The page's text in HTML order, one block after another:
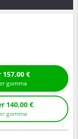
montaggio per 157,00 €
gomma
senza montaggio per 140,00 €
gomma